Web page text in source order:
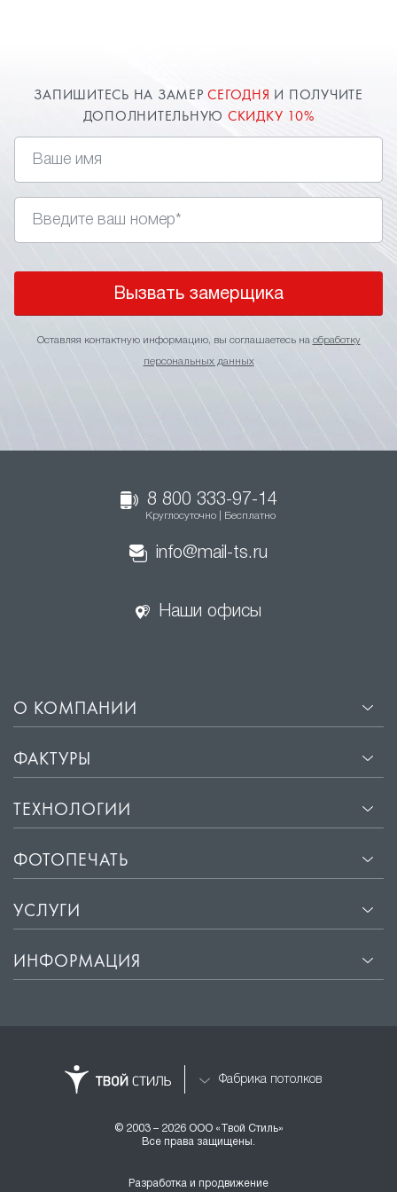
освещение. Заказать и установить натяжные
потолки в спальню вы можете через сайт.
ЗАПИШИТЕСЬ НА ЗАМЕРСЕГОДНЯ И ПОЛУЧИТЕ
ДОПОЛНИТЕЛЬНУЮ СКИДКУ 10%
Вызвать замерщика
Оставляя контактную информацию, вы соглашаетесь на обработку
персональных данных
8 800 333-97-14
Круглосуточно | Бесплатно
info@mail-ts.ru
Наши офисы
О КОМПАНИИ
ФАКТУРЫ
ТЕХНОЛОГИИ
ФОТОПЕЧАТЬ
УСЛУГИ
ИНФОРМАЦИЯ
Фабрика потолков
© 2003 – 2026 ООО «Твой Стиль»
Все права защищены.
Разработка и продвижение